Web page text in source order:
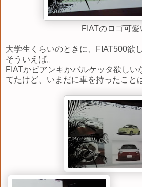
FIATのロゴ可愛
大学生くらいのときに、FIAT500欲
そういえば。
FIATかビアンキかバルケッタ欲しい
てたけど、いまだに車を持ったこと